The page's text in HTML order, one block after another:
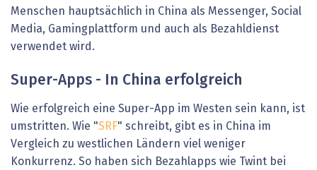
Menschen hauptsächlich in China als Messenger, Social
Media, Gamingplattform und auch als Bezahldienst
verwendet wird.
Super-Apps - In China erfolgreich
Wie erfolgreich eine Super-App im Westen sein kann, ist
umstritten. Wie "SRF" schreibt, gibt es in China im
Vergleich zu westlichen Ländern viel weniger
Konkurrenz. So haben sich Bezahlapps wie Twint bei